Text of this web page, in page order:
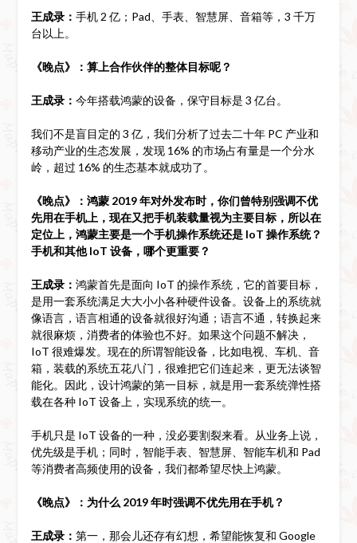
王成录： 手机 2 亿；Pad、手表、智慧屏、音箱等，3 千万
台以上。
《晚点》：算上合作伙伴的整体目标呢？
王成录： 今年搭载鸿蒙的设备，保守目标是 3 亿台。
我们不是盲目定的 3 亿，我们分析了过去二十年 PC 产业和
移动产业的生态发展，发现 16% 的市场占有量是一个分水
岭，超过 16% 的生态基本就成功了。
《晚点》：鸿蒙 2019 年对外发布时，你们曾特别强调不优
先用在手机上，现在又把手机装载量视为主要目标，所以在
定位上，鸿蒙主要是一个手机操作系统还是 IoT 操作系统？
手机和其他 IoT 设备，哪个更重要？
王成录： 鸿蒙首先是面向 IoT 的操作系统，它的首要目标，
是用一套系统满足大大小小各种硬件设备。设备上的系统就
像语言，语言相通的设备就很好沟通；语言不通，转换起来
就很麻烦，消费者的体验也不好。如果这个问题不解决，
IoT 很难爆发。现在的所谓智能设备，比如电视、车机、音
箱，装载的系统五花八门，很难把它们连起来，更无法谈智
能化。因此，设计鸿蒙的第一目标，就是用一套系统弹性搭
载在各种 IoT 设备上，实现系统的统一。
手机只是 IoT 设备的一种，没必要割裂来看。从业务上说，
优先级是手机；同时，智能手表、智慧屏、智能车机和 Pad
等消费者高频使用的设备，我们都希望尽快上鸿蒙。
《晚点》：为什么 2019 年时强调不优先用在手机？
王成录： 第一，那会儿还存有幻想，希望能恢复和 Google